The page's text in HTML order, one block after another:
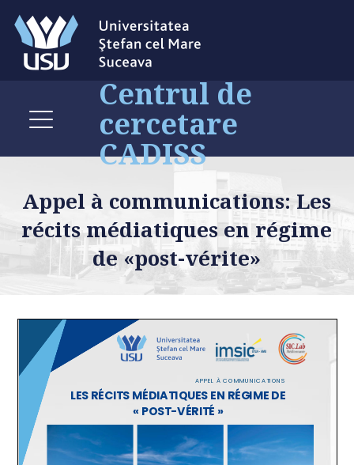
Centrul de
cercetare
CADISS
Appel à communications: Les
récits médiatiques en régime
de «post-vérite»